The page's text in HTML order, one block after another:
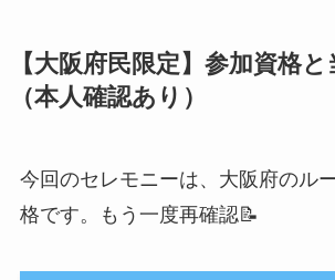
【大阪府民限定】参加資格
（本人確認あり）
今回のセレモニーは、大阪府のル
格です。もう一度再確認📝